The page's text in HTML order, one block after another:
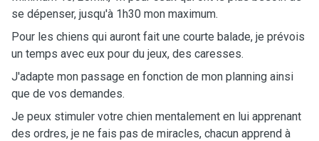
se dépenser, jusqu'à 1h30 mon maximum.
Pour les chiens qui auront fait une courte balade, je prévois
un temps avec eux pour du jeux, des caresses.
J'adapte mon passage en fonction de mon planning ainsi
que de vos demandes.
Je peux stimuler votre chien mentalement en lui apprenant
des ordres, je ne fais pas de miracles, chacun apprend à